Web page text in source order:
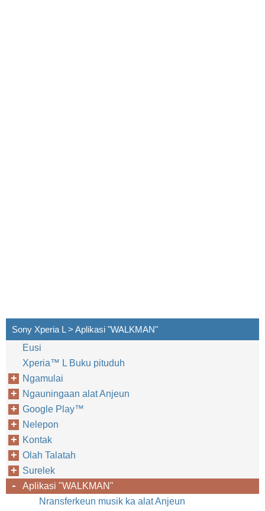
Sony Xperia L > Aplikasi "WALKMAN"
Eusi
Xperia™‎ L Buku pituduh
Ngamulai
Ngauningaan alat Anjeun
Google Play™‎
Nelepon
Kontak
Olah Talatah
Surelek
Aplikasi "WALKMAN"
Nransferkeun musik ka alat Anjeun